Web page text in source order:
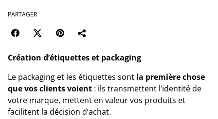
PARTAGER
Création d’étiquettes et packaging
Le packaging et les étiquettes sont la première chose
que vos clients voient : ils transmettent l’identité de
votre marque, mettent en valeur vos produits et
facilitent la décision d’achat.